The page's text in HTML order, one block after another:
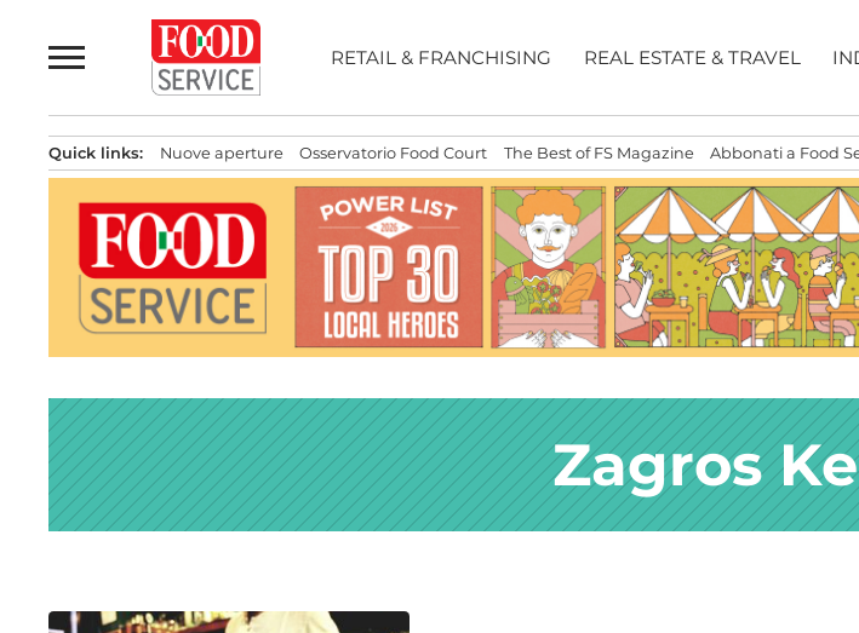
al
contenuto
RETAIL & FRANCHISING REAL ESTATE & TRAVEL
Quick links: Nuove aperture Osservatorio Food Court The Best of FS Magazine Abbonati a Food
Zagros
News